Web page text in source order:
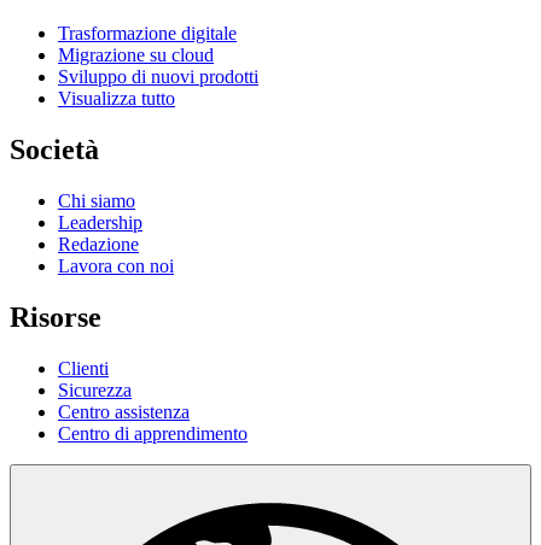
Trasformazione digitale
Migrazione su cloud
Sviluppo di nuovi prodotti
Visualizza tutto
Società
Chi siamo
Leadership
Redazione
Lavora con noi
Risorse
Clienti
Sicurezza
Centro assistenza
Centro di apprendimento